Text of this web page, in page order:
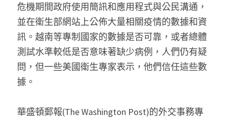
危機期間政府使用簡訊和應用程式與公民溝通，
並在衛生部網站上公佈大量相關疫情的數據和資
訊。越南等專制國家的數據是否可靠，或者總體
測試水準較低是否意味著缺少病例，人們仍有疑
問，但一些美國衛生專家表示，他們信任這些數
據。
華盛頓郵報(The Washington Post)的外交事務專